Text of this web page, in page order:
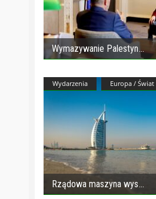
Wymazywanie Palestyn
Wydarzenia Europa / Świat
Rządowa maszyna wys